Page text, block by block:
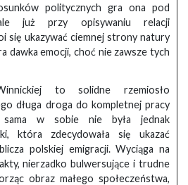
politycznych gra ona pod
już przy opisywaniu relacji
się ukazywać ciemnej strony natury
dawka emocji, choć nie zawsze tych
to solidne rzemiosło
długa droga do kompletnej pracy
sama w sobie nie była jednak
która zdecydowała się ukazać
polskiej emigracji. Wyciąga na
nierzadko bulwersujące i trudne
obraz małego społeczeństwa,